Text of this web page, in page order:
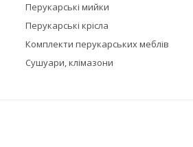
Перукарські мийки
Перукарські крісла
Комплекти перукарських меблів
Сушуари, клімазони